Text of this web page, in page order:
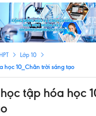
Lớp 10
học 10_Chân trời sáng tạo
tập hóa học